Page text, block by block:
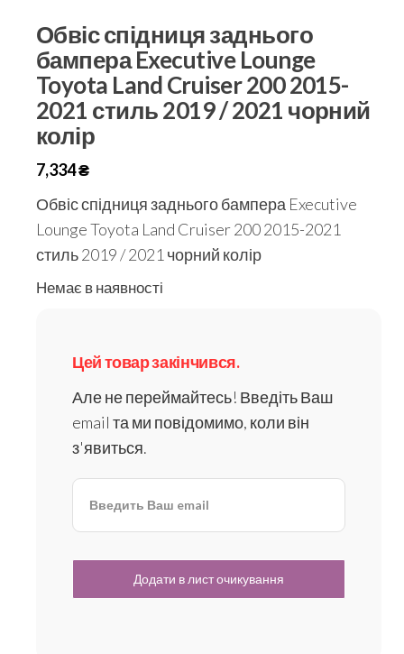
Обвіс спідниця заднього
бампера Executive Lounge
Toyota Land Cruiser 200 2015-
2021 стиль 2019 / 2021 чорний
колір
7,334₴
Обвіс спідниця заднього бампера Executive
Lounge Toyota Land Cruiser 200 2015-2021
стиль 2019 / 2021 чорний колір
Немає в наявності
Цей товар закінчився.
Але не переймайтесь! Введіть Ваш
email та ми повідомимо, коли він
з'явиться.